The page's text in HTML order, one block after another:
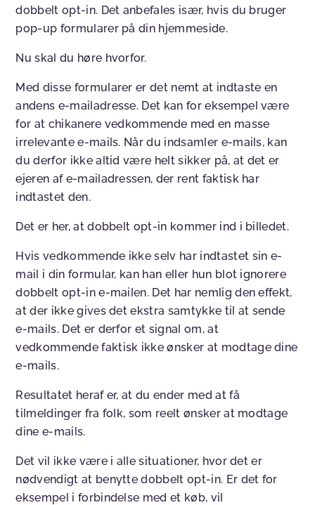
dobbelt opt-in. Det anbefales især, hvis du bruger
pop-up formularer på din hjemmeside.
Nu skal du høre hvorfor.
Med disse formularer er det nemt at indtaste en
andens e-mailadresse. Det kan for eksempel være
for at chikanere vedkommende med en masse
irrelevante e-mails. Når du indsamler e-mails, kan
du derfor ikke altid være helt sikker på, at det er
ejeren af e-mailadressen, der rent faktisk har
indtastet den.
Det er her, at dobbelt opt-in kommer ind i billedet.
Hvis vedkommende ikke selv har indtastet sin e-
mail i din formular, kan han eller hun blot ignorere
dobbelt opt-in e-mailen. Det har nemlig den effekt,
at der ikke gives det ekstra samtykke til at sende
e-mails. Det er derfor et signal om, at
vedkommende faktisk ikke ønsker at modtage dine
e-mails.
Resultatet heraf er, at du ender med at få
tilmeldinger fra folk, som reelt ønsker at modtage
dine e-mails.
Det vil ikke være i alle situationer, hvor det er
nødvendigt at benytte dobbelt opt-in. Er det for
eksempel i forbindelse med et køb, vil